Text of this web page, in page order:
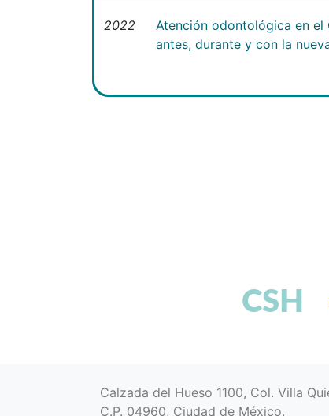
2022
Atención odontológica en el
antes, durante y con la
CSH
Calzada del Hueso 1100, Col. Villa
C.P. 04960, Ciudad de México.